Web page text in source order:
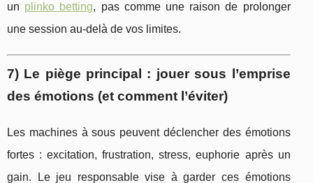
un plinko betting, pas comme une raison de prolonger
une session au-delà de vos limites.
7) Le piège principal : jouer sous l’emprise
des émotions (et comment l’éviter)
Les machines à sous peuvent déclencher des émotions
fortes : excitation, frustration, stress, euphorie après un
gain. Le jeu responsable vise à garder ces émotions